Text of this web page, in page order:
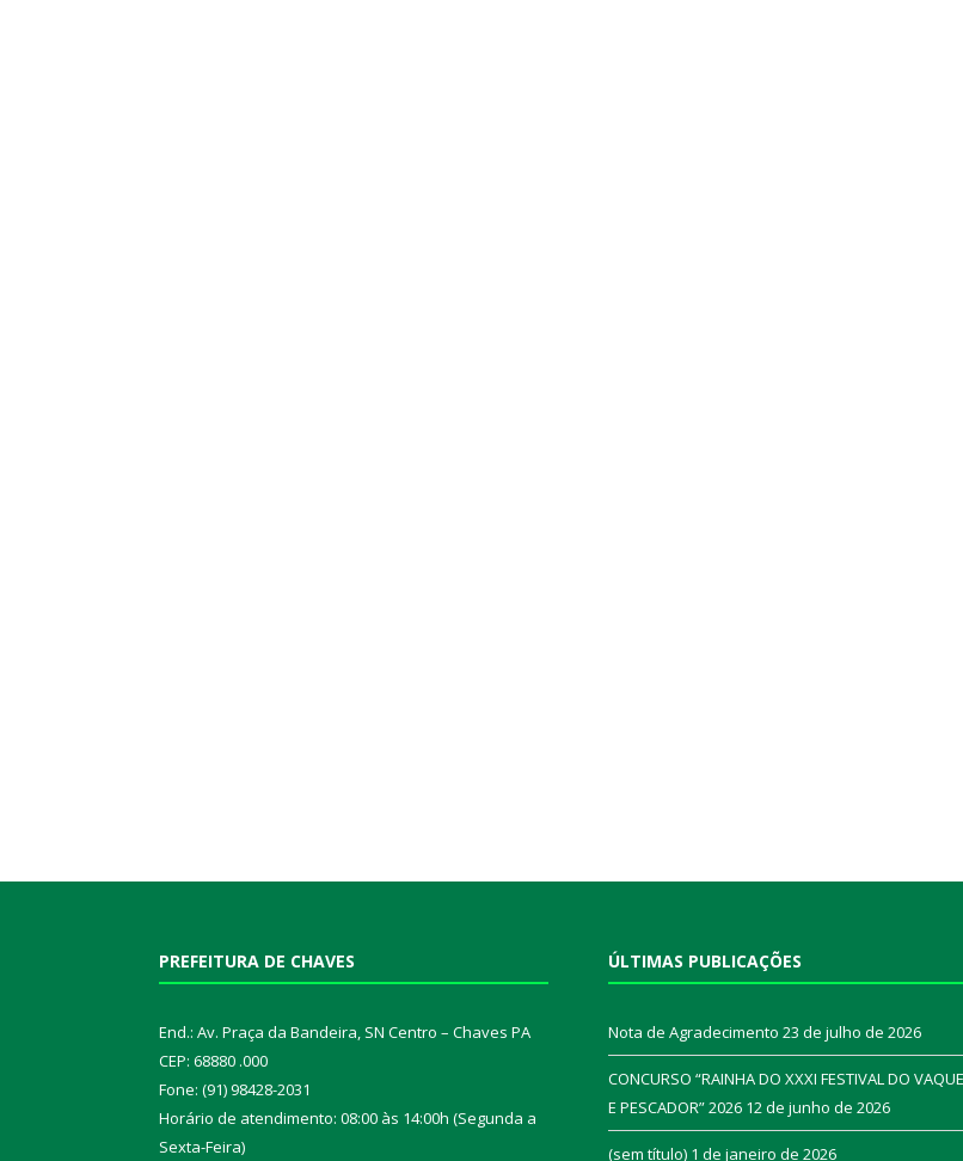
PREFEITURA DE CHAVES
End.: Av. Praça da Bandeira, SN Centro – Chaves PA
CEP: 68880 .000
Fone: (91) 98428-2031
Horário de atendimento: 08:00 às 14:00h (Segunda a
Sexta-Feira)
ÚLTIMAS PUBLICAÇÕES
Nota de Agradecimento 23 de julho de 2026
CONCURSO “RAINHA DO XXXI FESTIVAL DO
E PESCADOR” 2026 12 de junho de 2026
(sem título) 1 de janeiro de 2026